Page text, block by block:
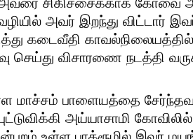
அவர் இறந்து விட்டார் இவர்
கடைவீதி காவல்நிலையத்தில்
செய்து விசாரணை நடத்தி
மாச்சம் பாளையத்தை
அய்யாசாமி கோவிலில்